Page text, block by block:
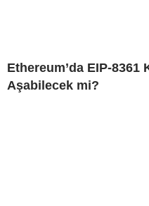
Ethereum’da EIP-8361
Aşabilecek mi?